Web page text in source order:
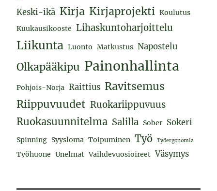
Keski-ikä Kirja Kirjaprojekti Koulutus
Kuukausikooste
Lihaskuntoharjoittelu
Liikunta Luonto Matkustus Napostelu
Olkapääkipu Painonhallinta
Pohjois-Norja Raittius Ravitsemus
Riippuvuudet Ruokariippuvuus
Ruokasuunnitelma Salilla Sober Sokeri
Spinning Syysloma Toipuminen Työ Työergonomia
Työhuone Unelmat Vaihdevuosioireet Väsymys